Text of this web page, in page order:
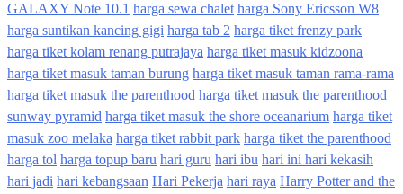
GALAXY Note 10.1 harga sewa chalet harga Sony Ericsson W8
harga suntikan kancing gigi harga tab 2 harga tiket frenzy park
harga tiket kolam renang putrajaya harga tiket masuk kidzoona
harga tiket masuk taman burung harga tiket masuk taman rama-rama
harga tiket masuk the parenthood harga tiket masuk the parenthood
sunway pyramid harga tiket masuk the shore oceanarium harga tiket
masuk zoo melaka harga tiket rabbit park harga tiket the parenthood
harga tol harga topup baru hari guru hari ibu hari ini hari kekasih
hari jadi hari kebangsaan Hari Pekerja hari raya Harry Potter and the